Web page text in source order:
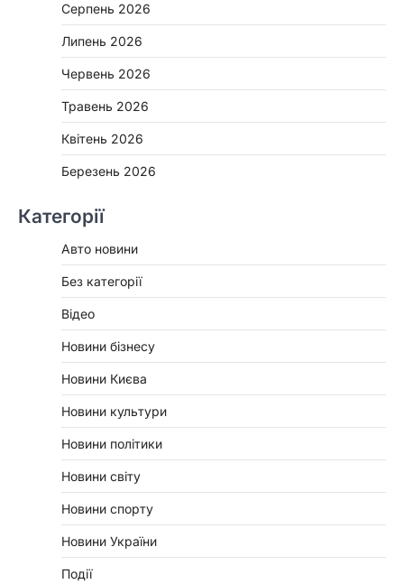
Серпень 2026
Липень 2026
Червень 2026
Травень 2026
Квітень 2026
Березень 2026
Категорії
Авто новини
Без категорії
Відео
Новини бізнесу
Новини Києва
Новини культури
Новини політики
Новини світу
Новини спорту
Новини України
Події